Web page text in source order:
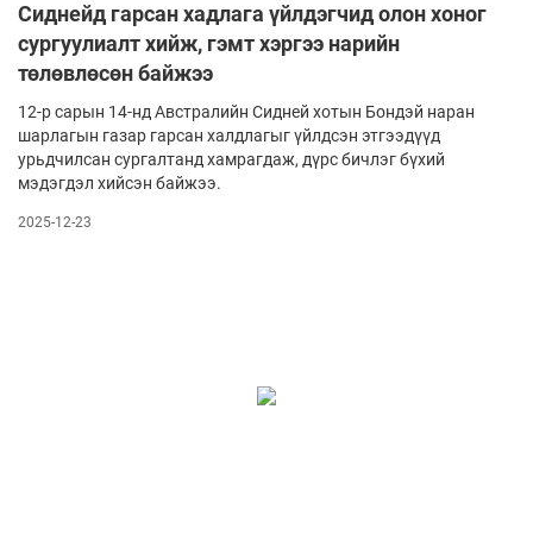
Сиднейд гарсан хадлага үйлдэгчид олон хоног
сургуулиалт хийж, гэмт хэргээ нарийн
төлөвлөсөн байжээ
12-р сарын 14-нд Австралийн Сидней хотын Бондэй наран
шарлагын газар гарсан халдлагыг үйлдсэн этгээдүүд
урьдчилсан сургалтанд хамрагдаж, дүрс бичлэг бүхий
мэдэгдэл хийсэн байжээ.
2025-12-23